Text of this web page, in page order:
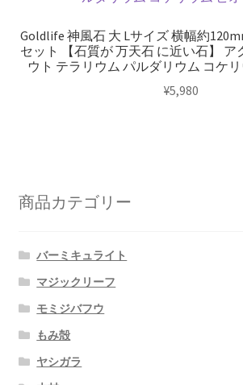
Goldlife 神風石 大 Lサイズ 横幅約
セット 【石質が 万天石 に近い石】 ア
ウト テラリウム パルダリウム コケ
¥5,980
商品カテゴリー
バーミキュライト
マジックリーフ
モミジバフウ
もみ殻
ヤシガラ